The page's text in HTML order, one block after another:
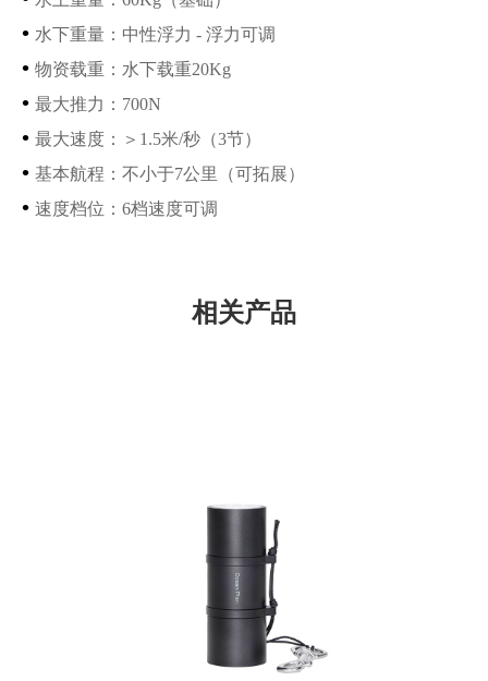
• 水下重量 ： 中性浮力 - 浮力可调
• 物资载重 ：水下载重20Kg
• 最大推力 ： 700N
• 最大速度 ： ＞1.5米/秒（3节）
• 基本航程 ： 不小于7公里（可拓展）
• 速度档位 ： 6档速度可调
相关产品